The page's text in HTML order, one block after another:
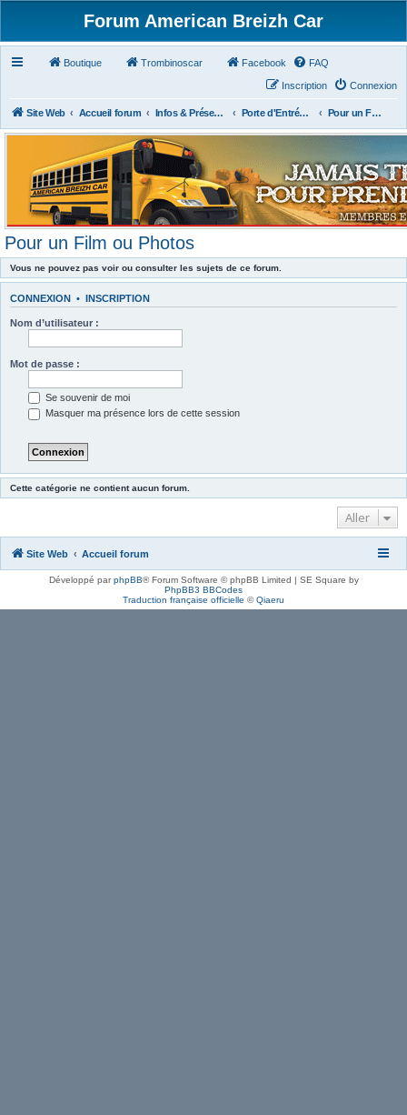
Forum American Breizh Car
Boutique Trombinoscar Facebook FAQ
Connexion
Inscription
Site Web Accueil forum Infos & Présentations Porte d'Entrée du Forum Pour un Film ou Photos
Pour un Film ou Photos
Vous ne pouvez pas voir ou consulter les sujets de ce forum.
CONNEXION • INSCRIPTION
Nom d’utilisateur :
Mot de passe :
Se souvenir de moi
Masquer ma présence lors de cette session
Cette catégorie ne contient aucun forum.
Aller
Site Web Accueil forum
Développé parphpBB® Forum Software © phpBB Limited | SE Square by
PhpBB3 BBCodes
Traduction française officielle ©Qiaeru